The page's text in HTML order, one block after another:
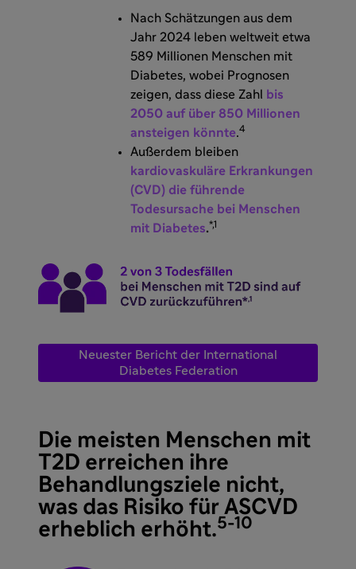
Nach Schätzungen aus dem
Jahr 2024 leben weltweit etwa
589 Millionen Menschen mit
Diabetes, wobei Prognosen
zeigen, dass diese Zahl
bis
2050 auf über 850 Millionen
ansteigen könnte.4
Außerdem bleiben
kardiovaskuläre Erkrankungen
(CVD) die führende
Todesursache bei Menschen
mit Diabetes.*,1
Neuester Bericht der International
Diabetes Federation
Die meisten Menschen mit
T2D erreichen ihre
Behandlungsziele nicht,
was das Risiko für ASCVD
erheblich erhöht.5-10